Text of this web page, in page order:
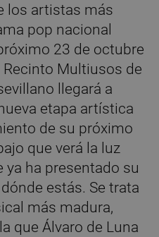
los artistas más
pop nacional
23 de octubre
Multiusos de
llegará a
etapa artística
de su próximo
que verá la luz
ya ha presentado su
estás. Se trata
más madura,
que Álvaro de Luna